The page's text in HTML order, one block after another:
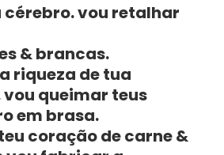
cérebro. vou retalhar
& brancas.
riqueza de tua
queimar teus
em brasa.
coração de carne &